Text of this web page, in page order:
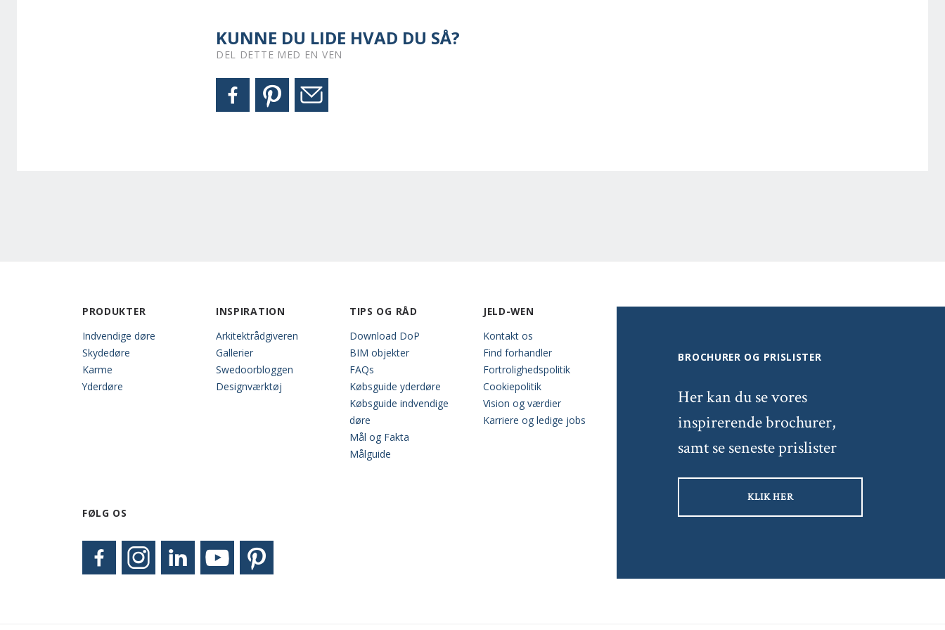
KUNNE DU LIDE HVAD DU SÅ?
DEL DETTE MED EN VEN
PRODUKTER
Indvendige døre
Skydedøre
Karme
Yderdøre
INSPIRATION
Arkitektrådgiveren
Gallerier
Swedoorbloggen
Designværktøj
TIPS OG RÅD
Download DoP
BIM objekter
FAQs
Købsguide yderdøre
Købsguide indvendige
døre
Mål og Fakta
Målguide
JELD-WEN
Kontakt os
Find forhandler
Fortrolighedspolitik
Cookiepolitik
Vision og værdier
Karriere og ledige jobs
FØLG OS
BROCHURER OG PRISLISTER
Her kan du se vores
inspirerende brochurer,
samt se seneste prislister
KLIK HER